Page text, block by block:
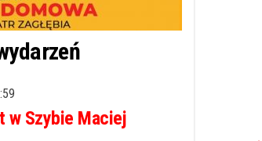
w Szybie Maciej